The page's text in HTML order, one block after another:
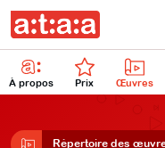
À propos Prix Œuvres
Répertoire des